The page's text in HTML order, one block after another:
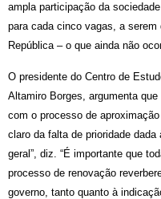
ampla participação da
para cada cinco vagas, a
República – o que ainda não
O presidente do Centro de
Altamiro Borges, argumenta
com o processo de
claro da falta de prioridade
geral”, diz. “É importante que
processo de renovação
governo, tanto quanto à